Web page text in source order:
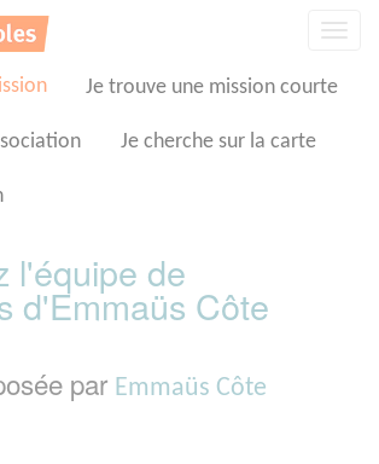
Je trouve une mission courte
Je cherche sur la carte
l'équipe de
d'Emmaüs Côte
par Emmaüs Côte
cookies